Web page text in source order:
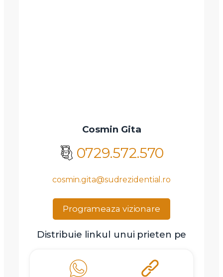
Cosmin Gita
0729.572.570
cosmin.gita@sudrezidential.ro
Programeaza vizionare
Distribuie linkul unui prieten pe